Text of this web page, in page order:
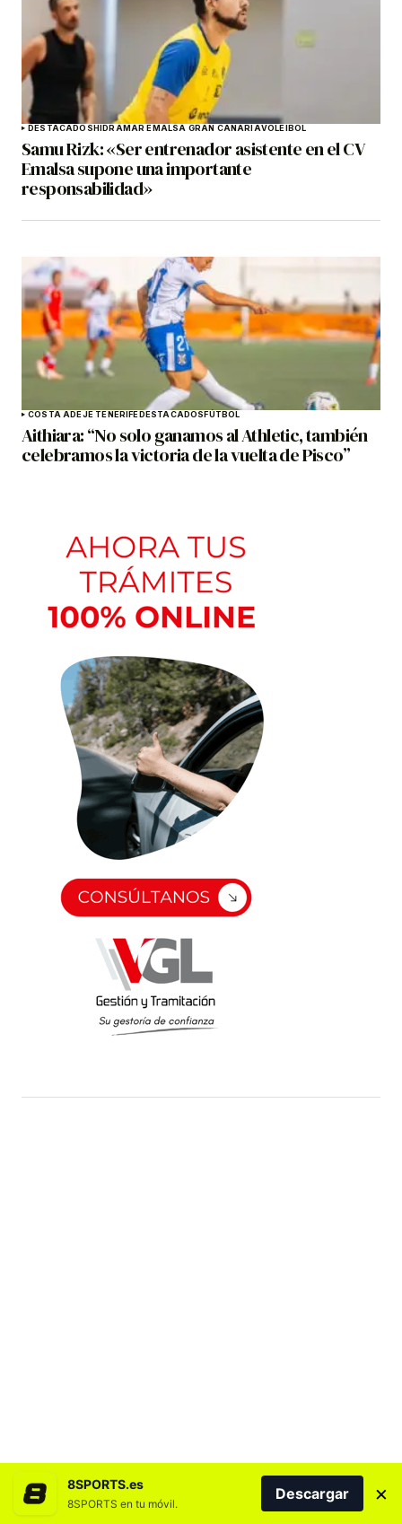
DESTACADOSHIDRAMAR EMALSA GRAN CANARIAVOLEIBOL
Samu Rizk: «Ser entrenador asistente en el CV
Emalsa supone una importante
responsabilidad»
COSTA ADEJE TENERIFEDESTACADOSFÚTBOL
Aithiara: “No solo ganamos al Athletic, también
celebramos la victoria de la vuelta de Pisco”
8SPORTS.es
8SPORTS en tu móvil.
Descargar ×